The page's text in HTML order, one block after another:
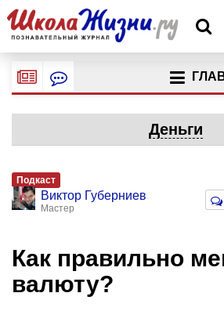
Деньги
Подкаст
Виктор Губерниев
Мастер
Как правильно
валюту?